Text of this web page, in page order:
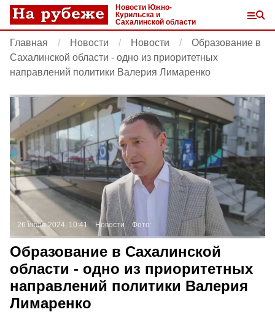
Новости Южно-
Курильска и
Сахалинской области
Главная Новости Новости
Образование в
Сахалинской области - одно из приоритетных
направлений политики Валерия Лимаренко
26 июля 2024, 10:41 Новости Фото:
Образование в Сахалинской
области - одно из приоритетных
направлений политики Валерия
Лимаренко